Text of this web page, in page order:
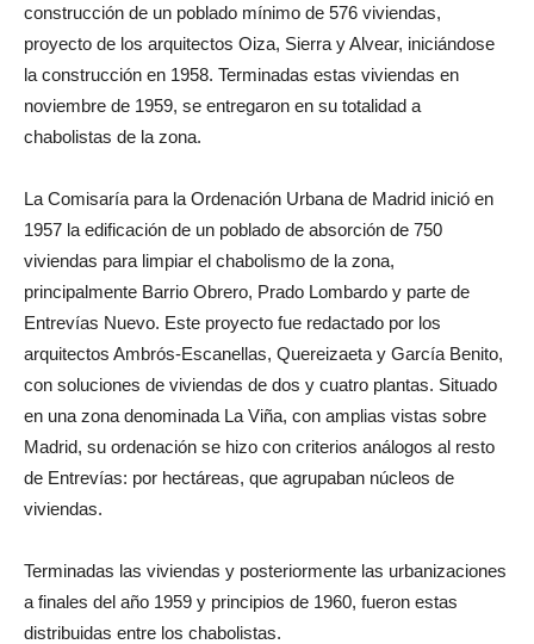
construcción de un poblado mínimo de 576 viviendas,
proyecto de los arquitectos Oiza, Sierra y Alvear, iniciándose
la construcción en 1958. Terminadas estas viviendas en
noviembre de 1959, se entregaron en su totalidad a
chabolistas de la zona.
La Comisaría para la Ordenación Urbana de Madrid inició en
1957 la edificación de un poblado de absorción de 750
viviendas para limpiar el chabolismo de la zona,
principalmente Barrio Obrero, Prado Lombardo y parte de
Entrevías Nuevo. Este proyecto fue redactado por los
arquitectos Ambrós-Escanellas, Quereizaeta y García Benito,
con soluciones de viviendas de dos y cuatro plantas. Situado
en una zona denominada La Viña, con amplias vistas sobre
Madrid, su ordenación se hizo con criterios análogos al resto
de Entrevías: por hectáreas, que agrupaban núcleos de
viviendas.
Terminadas las viviendas y posteriormente las urbanizaciones
a finales del año 1959 y principios de 1960, fueron estas
distribuidas entre los chabolistas.